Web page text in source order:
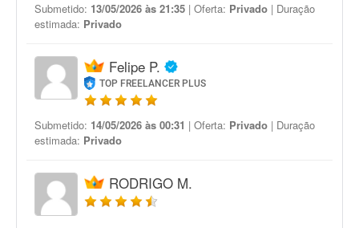
Submetido: 13/05/2026 às 21:35 | Oferta: Privado | Duração
estimada: Privado
Felipe P.
TOP FREELANCER PLUS
Submetido: 14/05/2026 às 00:31 | Oferta: Privado | Duração
estimada: Privado
RODRIGO M.